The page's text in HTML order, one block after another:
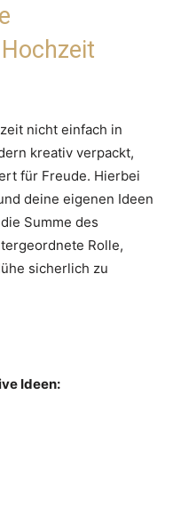
nicht einfach in
kreativ verpackt,
für Freude. Hierbei
deine eigenen Ideen
Summe des
Rolle,
sicherlich zu
Ideen: